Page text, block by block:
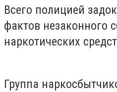
Всего полицией
фактов незаконного
наркотических
Группа